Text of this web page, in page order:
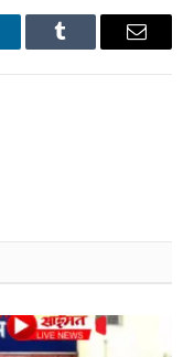
Tumblr Email